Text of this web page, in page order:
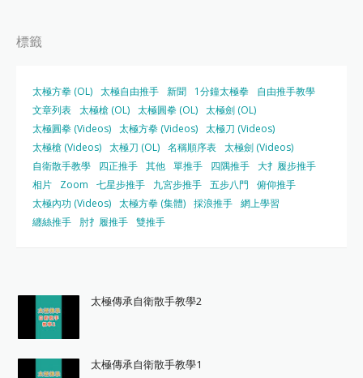
標籤
太極方拳 (OL) 太極自由推手 新聞 1分鐘太極拳
自由推手教學
文章列表 太極槍 (OL) 太極圓拳 (OL) 太極劍 (OL)
太極圓拳 (Videos) 太極方拳 (Videos) 太極刀 (Videos)
太極槍 (Videos) 太極刀 (OL) 名稱順序表 太極劍 (Videos)
自衛散手教學
四正推手 其他 單推手 四隅推手 大扌履步推手
相片
Zoom 七星步推手 九宮步推手 五步八門
俯仰推手
太極內功 (Videos) 太極方拳 (集體) 採浪推手 網上學習
纏絲推手
肘扌履推手 雙推手
太極傳承自衛散手教學2
太極傳承自衛散手教學1